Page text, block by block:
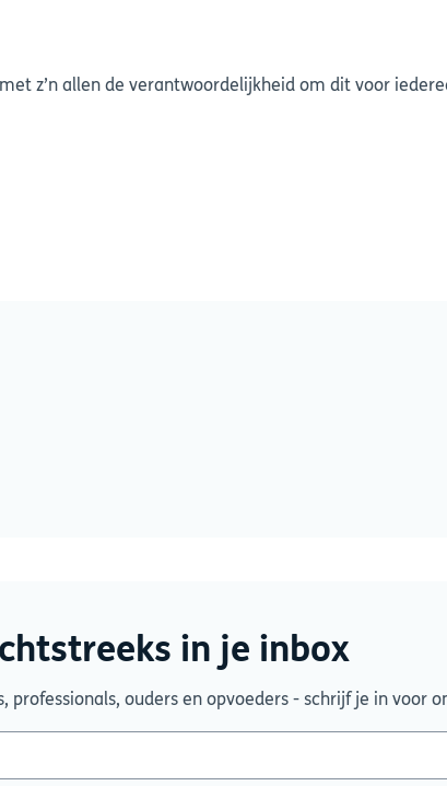
z’n allen de verantwoordelijkheid om dit voor
in je inbox
professionals, ouders en opvoeders - schrijf je in voor